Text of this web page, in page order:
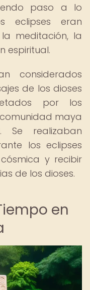
paso a lo
eclipses eran
meditación, la
espiritual.
considerados
de los dioses
por los
maya
Se realizaban
los eclipses
y recibir
de los dioses.
en